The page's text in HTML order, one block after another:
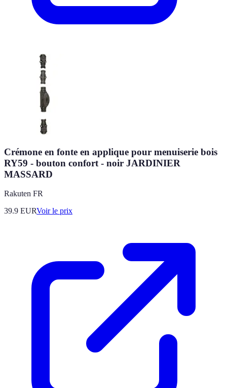
Crémone en fonte en applique pour menuiserie bois
RY59 - bouton confort - noir JARDINIER
MASSARD
Rakuten FR
39.9 EURVoir le prix